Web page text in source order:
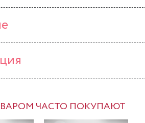
ЧАСТО ПОКУПАЮТ